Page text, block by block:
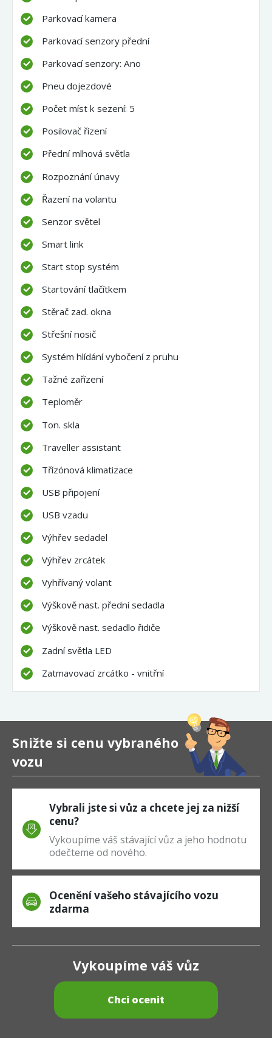
Parkovací kamera
Parkovací senzory přední
Parkovací senzory: Ano
Pneu dojezdové
Počet míst k sezení: 5
Posilovač řízení
Přední mlhová světla
Rozpoznání únavy
Řazení na volantu
Senzor světel
Smart link
Start stop systém
Startování tlačítkem
Stěrač zad. okna
Střešní nosič
Systém hlídání vybočení z pruhu
Tažné zařízení
Teploměr
Ton. skla
Traveller assistant
Třízónová klimatizace
USB připojení
USB vzadu
Výhřev sedadel
Výhřev zrcátek
Vyhřívaný volant
Výškově nast. přední sedadla
Výškově nast. sedadlo řidiče
Zadní světla LED
Zatmavovací zrcátko - vnitřní
Snižte si cenu vybraného
vozu
Vybrali jste si vůz a chcete jej za nižší
cenu?
Vykoupíme váš stávající vůz a jeho hodnotu
odečteme od nového.
Ocenění vašeho stávajícího vozu
zdarma
Vykoupíme váš vůz
Chci ocenit